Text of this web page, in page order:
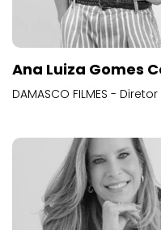
Ana Luiza Gomes
DAMASCO FILMES - Diretor